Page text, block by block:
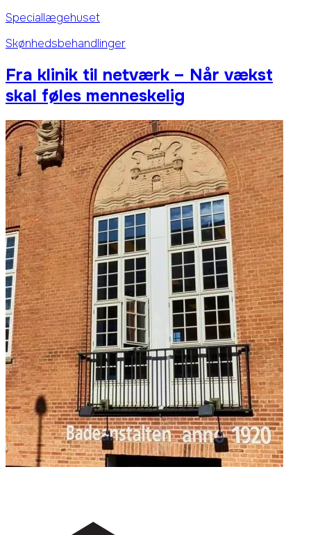
Speciallægehuset
Skønhedsbehandlinger
Fra klinik til netværk – Når vækst
skal føles menneskelig